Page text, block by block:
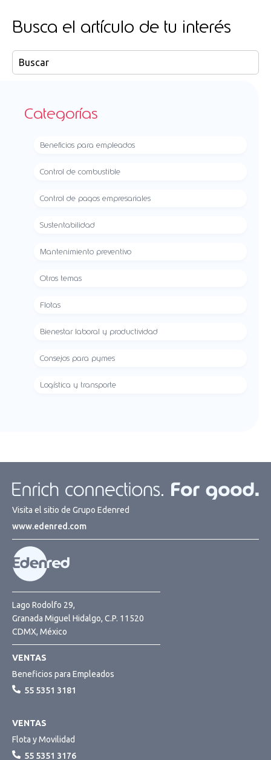
Busca el artículo de tu interés
Categorías
Beneficios para empleados
Control de combustible
Control de pagos empresariales
Sustentabilidad
Mantenimiento preventivo
Otros temas
Flotas
Bienestar laboral y productividad
Consejos para pymes
Logística y transporte
Visita el sitio de Grupo Edenred
www.edenred.com
Lago Rodolfo 29,
Granada Miguel Hidalgo, C.P. 11520
CDMX, México
VENTAS
Beneficios para Empleados
55 5351 3181
VENTAS
Flota y Movilidad
55 5351 3176